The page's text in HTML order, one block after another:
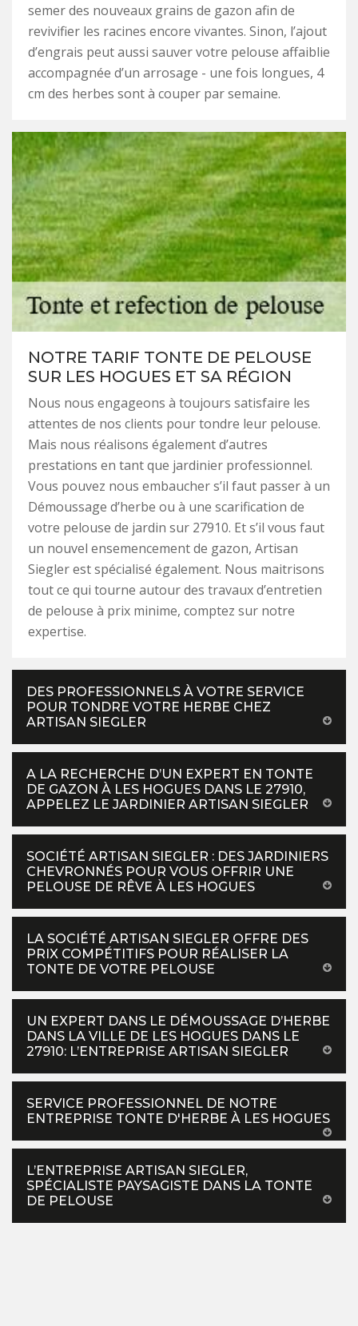
semer des nouveaux grains de gazon afin de
revivifier les racines encore vivantes. Sinon, l’ajout
d’engrais peut aussi sauver votre pelouse affaiblie
accompagnée d’un arrosage - une fois longues, 4
cm des herbes sont à couper par semaine.
NOTRE TARIF TONTE DE PELOUSE
SUR LES HOGUES ET SA RÉGION
Nous nous engageons à toujours satisfaire les
attentes de nos clients pour tondre leur pelouse.
Mais nous réalisons également d’autres
prestations en tant que jardinier professionnel.
Vous pouvez nous embaucher s’il faut passer à un
Démoussage d’herbe ou à une scarification de
votre pelouse de jardin sur 27910. Et s’il vous faut
un nouvel ensemencement de gazon, Artisan
Siegler est spécialisé également. Nous maitrisons
tout ce qui tourne autour des travaux d’entretien
de pelouse à prix minime, comptez sur notre
expertise.
DES PROFESSIONNELS À VOTRE SERVICE
POUR TONDRE VOTRE HERBE CHEZ
ARTISAN SIEGLER
A LA RECHERCHE D’UN EXPERT EN TONTE
DE GAZON À LES HOGUES DANS LE 27910,
APPELEZ LE JARDINIER ARTISAN SIEGLER
SOCIÉTÉ ARTISAN SIEGLER : DES JARDINIERS
CHEVRONNÉS POUR VOUS OFFRIR UNE
PELOUSE DE RÊVE À LES HOGUES
LA SOCIÉTÉ ARTISAN SIEGLER OFFRE DES
PRIX COMPÉTITIFS POUR RÉALISER LA
TONTE DE VOTRE PELOUSE
UN EXPERT DANS LE DÉMOUSSAGE D’HERBE
DANS LA VILLE DE LES HOGUES DANS LE
27910: L’ENTREPRISE ARTISAN SIEGLER
SERVICE PROFESSIONNEL DE NOTRE
ENTREPRISE TONTE D'HERBE À LES HOGUES
L’ENTREPRISE ARTISAN SIEGLER,
SPÉCIALISTE PAYSAGISTE DANS LA TONTE
DE PELOUSE